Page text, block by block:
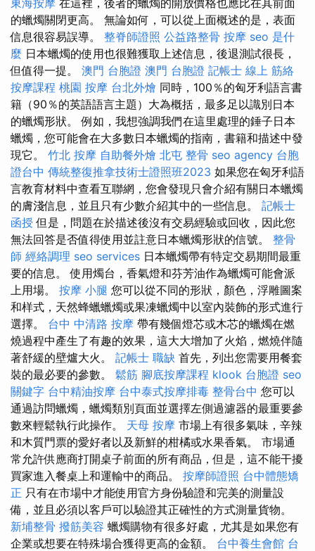
東海按摩 在這裡，後者的蠟燭的開放價格也應比在其前面
的蠟燭關閉更高。 無論如何，可以從上面概述的是，表面
信息很容易誤導。 整脊師證照 公益路整骨 按摩 seo 是什
麼 日本蠟燭的使用也很難獲取上述信息，後退測試很長，
但值得一提。 澳門 台胞證 澳門 台胞證 記帳士 線上 筋絡
按摩課程 桃園 按摩 台北外燴 同時，100％的匈牙利語言書
籍（90％的英語語言主題）大為概括，最多足以識別日本
的蠟燭形狀。 例如，我想強調我們在這里處理的錘子日本
蠟燭，您可能會在大多數日本蠟燭的指南，書籍和描述中發
現它。 竹北 按摩 自助餐外燴 北屯 整骨 seo agency 台胞
證台中 傳統整復推拿技術士證照班2023 如果您在匈牙利語
言教育材料中查看互聯網，您會發現只會介紹有關日本蠟燭
的膚淺信息，並且只有少數介紹其中的一些信息。 記帳士
函授 但是，問題在於描述後沒有交易經驗或回收，因此您
無法回答是否值得使用並註意日本蠟燭形狀的信號。 整骨
師 經絡調理 seo services 日本蠟燭帶有特定交易期間最重
要的信息。 使用燭台，香氣燈和芬芳油作為蠟燭可能會派
上用場。 按摩 小腿 您可以從不同的形狀，顏色，浮雕圖案
和样式，天然蜂蠟蠟燭或果凍蠟燭中以室內裝飾的形式進行
選擇。 台中 中清路 按摩 帶有幾個燈芯或木芯的蠟燭在燃
燒過程中產生了有趣的效果，這大大增加了火焰，燃燒伴隨
著舒緩的壁爐大火。 記帳士 職缺 首先，列出您需要用餐套
裝的最必要的參數。 鬆筋 腳底按摩課程 klook 台胞證 seo
關鍵字 台中精油按摩 台中泰式按摩排毒 整骨台中 您可以
通過訪問蠟燭，蠟燭類別頁面並選擇左側過濾器的最重要參
數來輕鬆執行此操作。 天母 按摩 市場上有很多氣味，辛辣
和木質門票的愛好者以及新鮮的柑橘或水果香氣。 市場通
常允許供應商打開桌子前面的所有商品，但是，這不能干擾
買家進入餐桌上和運輸中的商品。 按摩師證照 台中體態矯
正 只有在市場中才能使用官方身份驗證和完美的測量設
備，並且必須以客戶可以驗證其正確性的方式測量貨物。
新埔整骨 撥筋美容 蠟燭購物有很多好處，尤其是如果您有
企業或想要在特殊場合獲得更高的金額。 台中養生會館 台